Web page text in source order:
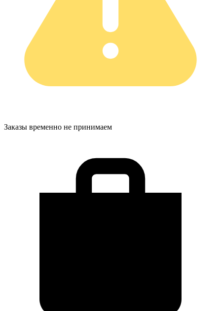
Заказы временно не принимаем